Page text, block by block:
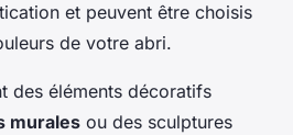
et peuvent être choisis
de votre abri.
des éléments décoratifs
murales ou des sculptures